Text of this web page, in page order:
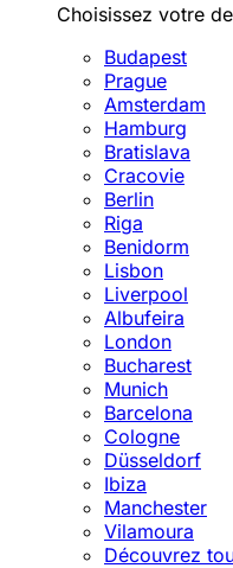
Choisissez votre
Budapest
Prague
Amsterdam
Hamburg
Bratislava
Cracovie
Berlin
Riga
Benidorm
Lisbon
Liverpool
Albufeira
London
Bucharest
Munich
Barcelona
Cologne
Düsseldorf
Ibiza
Manchester
Vilamoura
Découvrez